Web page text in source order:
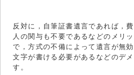
反対に，自筆証書遺言であれば，
人の関与も不要であるなどのメリ
で，方式の不備によって遺言が無
文字が書ける必要があるなどのデ
す。